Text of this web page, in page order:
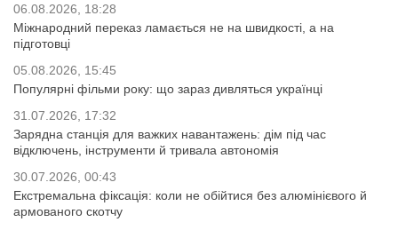
06.08.2026, 18:28
Міжнародний переказ ламається не на швидкості, а на
підготовці
05.08.2026, 15:45
Популярні фільми року: що зараз дивляться українці
31.07.2026, 17:32
Зарядна станція для важких навантажень: дім під час
відключень, інструменти й тривала автономія
30.07.2026, 00:43
Екстремальна фіксація: коли не обійтися без алюмінієвого й
армованого скотчу